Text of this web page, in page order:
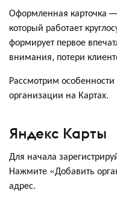
Оформленная карточка
который работает
формирует первое
внимания, потери
Рассмотрим
организации на Картах.
Яндекс Карты
Для начала
Нажмите «Добавить
адрес.